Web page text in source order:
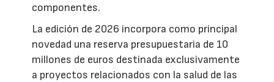
componentes.
La edición de 2026 incorpora como principal
novedad una reserva presupuestaria de 10
millones de euros destinada exclusivamente
a proyectos relacionados con la salud de las